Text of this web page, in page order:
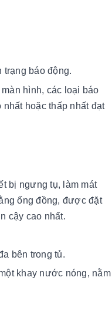
trạng báo động.
hình, các loại báo
hoặc thấp nhất đạt
bị ngưng tụ, làm mát
ống đồng, được đặt
cậy cao nhất.
bên trong tủ.
khay nước nóng, nằm